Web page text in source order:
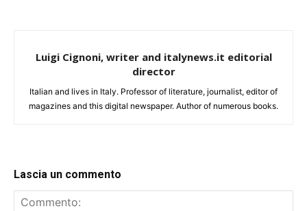
Luigi Cignoni, writer and italynews.it editorial
director
Italian and lives in Italy. Professor of literature, journalist, editor of
magazines and this digital newspaper. Author of numerous books.
Lascia un commento